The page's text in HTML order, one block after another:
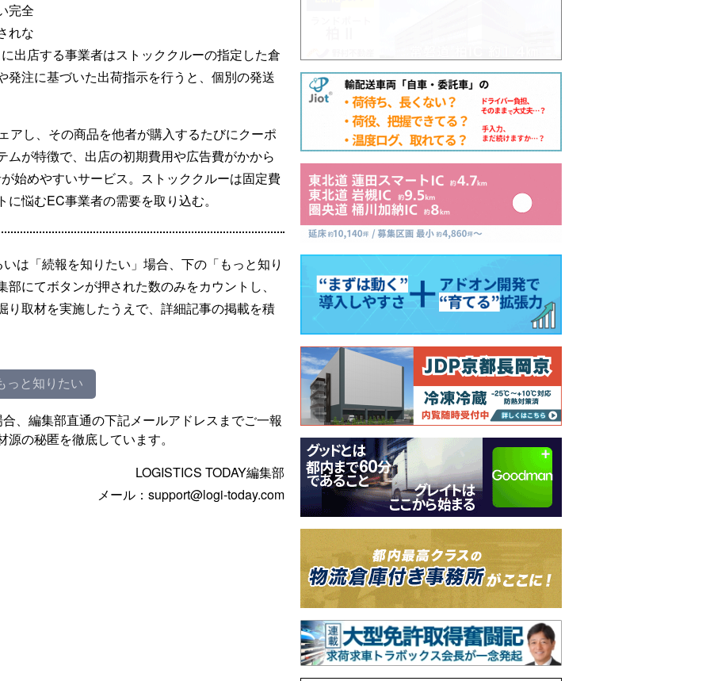
完全
れな
出店する事業者はストッククルーの指定した倉
発注に基づいた出荷指示を行うと、個別の発送
アし、その商品を他者が購入するたびにクーポ
ムが特徴で、出店の初期費用や広告費がかから
始めやすいサービス。ストッククルーは固定費
悩むEC事業者の需要を取り込む。
は「続報を知りたい」場合、下の「もっと知り
にてボタンが押された数のみをカウントし、
り取材を実施したうえで、詳細記事の掲載を積
っと知りたい
、編集部直通の下記メールアドレスまでご一報
の秘匿を徹底しています。
LOGISTICS TODAY編集部
メール：support@logi-today.com